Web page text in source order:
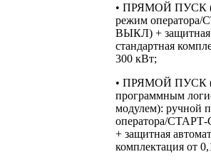
• ПРЯМОЙ ПУСК
режим
ВЫКЛ) + защитная
стандартная
300 кВт;
• ПРЯМОЙ ПУСК
программным
модулем): ручной
оператора/
+ защитная
комплектация от